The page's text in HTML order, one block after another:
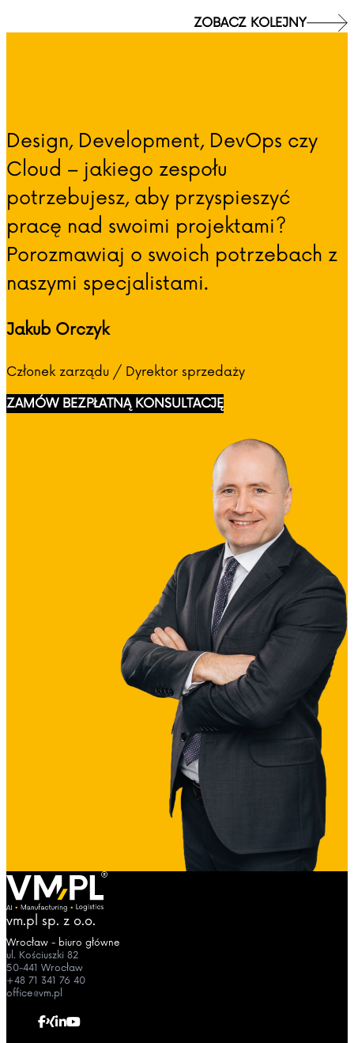
ZOBACZ KOLEJNY
Design, Development, DevOps czy
Cloud – jakiego zespołu
potrzebujesz, aby przyspieszyć
pracę nad swoimi projektami?
Porozmawiaj o swoich potrzebach z
naszymi specjalistami.
Jakub Orczyk
Członek zarządu / Dyrektor sprzedaży
ZAMÓW BEZPŁATNĄ KONSULTACJĘ
vm.pl sp. z o.o.
Wrocław - biuro główne
ul. Kościuszki 82
50-441 Wrocław
+48 71 341 76 40
office@vm.pl